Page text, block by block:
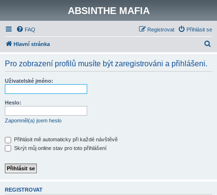
ABSINTHE MAFIA
FAQ Přihlásit se
Registrovat
Hlavní stránka
Pro zobrazení profilů musíte být zaregistrováni a přihlášeni.
Uživatelské jméno:
Heslo:
Zapomněl(a) jsem heslo
Přihlásit mě automaticky při každé návštěvě
Skrýt můj online stav pro toto přihlášení
REGISTROVAT